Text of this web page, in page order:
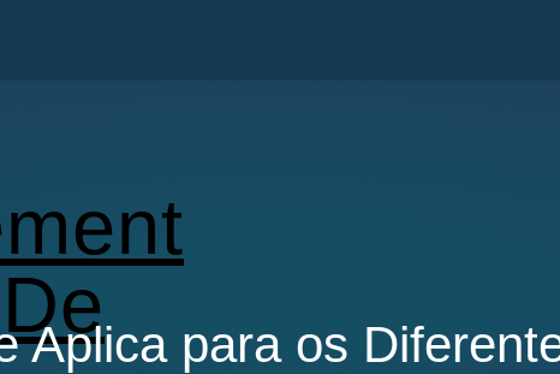
Aplica para os